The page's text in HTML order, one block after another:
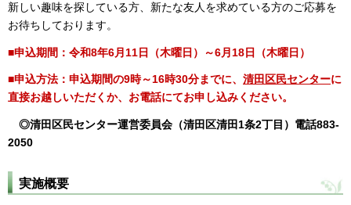
新しい趣味を探している方、新たな友人を求めている方のご応募を
お待ちしております。
■申込期間：令和8年6月11日（木曜日）～6月18日（木曜日）
■申込方法：申込期間の9時～16時30分までに、 清田区民センターに
直接お越しいただくか、お電話にてお申し込みください。
◎清田区民センター運営委員会（清田区清田1条2丁目）電話883-
2050
実施概要